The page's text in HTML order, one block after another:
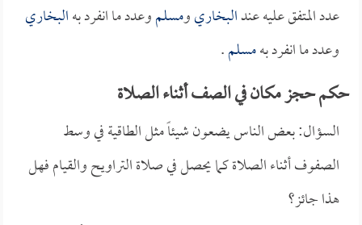
عدد المتفق عليه عندالبخاريومسلموعدد ما انفرد بهالبخاري
وعدد ما انفرد بهمسلم.
حكم حجز مكان في الصف أثناء الصلاة
السؤال: بعض الناس يضعون شيئاً مثل الطاقية في وسط
الصفوف أثناء الصلاة كما يحصل في صلاة التراويح والقيام فهل
هذا جائز؟